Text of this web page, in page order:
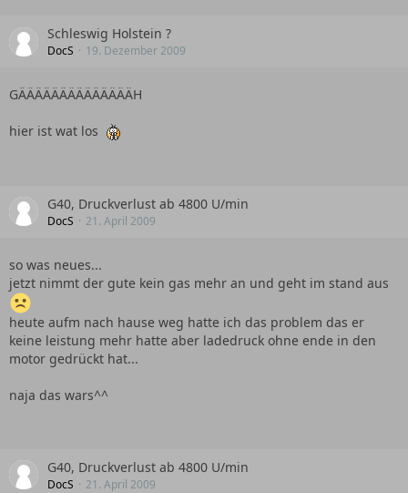
Schleswig Holstein ?
DocS 19. Dezember 2009
GÄÄÄÄÄÄÄÄÄÄÄÄÄÄH
hier ist wat los
G40, Druckverlust ab 4800 U/min
DocS 21. April 2009
so was neues...
jetzt nimmt der gute kein gas mehr an und geht im stand aus
heute aufm nach hause weg hatte ich das problem das er
keine leistung mehr hatte aber ladedruck ohne ende in den
motor gedrückt hat...
naja das wars^^
G40, Druckverlust ab 4800 U/min
DocS 21. April 2009